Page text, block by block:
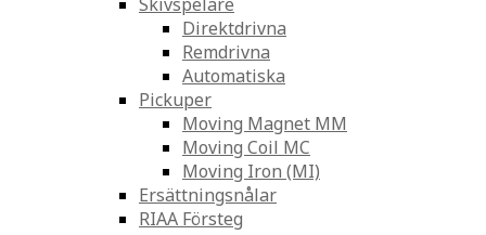
Direktdrivna
Remdrivna
Automatiska
Pickuper
Moving Magnet MM
Moving Coil MC
Moving Iron (MI)
Ersättningsnålar
RIAA Försteg